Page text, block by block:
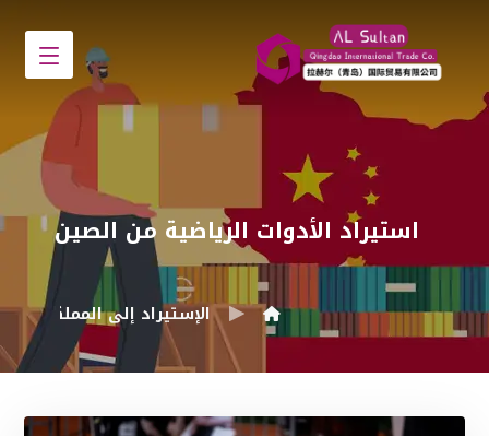
استيراد الأدوات الرياضية من الصين
الإستيراد إلى المملكة